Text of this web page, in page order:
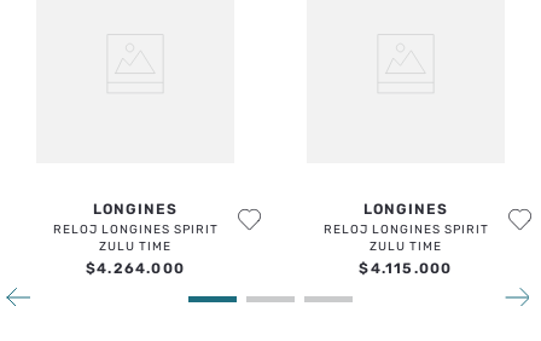
LONGINES
RELOJ LONGINES SPIRIT
ZULU TIME
$4.264.000
LONGINES
RELOJ LONGINES SPIRIT
ZULU TIME
$4.115 .000